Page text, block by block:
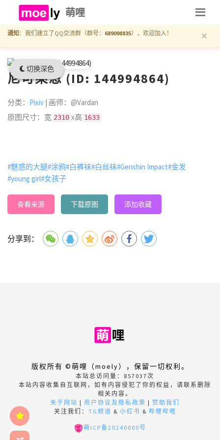
切换深色
萌哩
通知 ：我们建立了QQ交流群（群号： 689098835），欢迎加入！ ×
尼可萊恩 (ID: 144994864)
分类： Pixiv | 画师：@Vardan
原图尺寸：宽 2310 x高 1633
#魅惑的大腿#涂鸦#白裤袜#白丝袜#Genshin Impact#金发
#young girl#女孩子
查看来源 下载原图 添加收藏
分享到：
版权所有 ©萌哩（moely），保留一切权利。
本站总访问量： 857037次
本站内容收集自互联网，如有内容侵犯了你的权益，请联系删除
相关内容。
关于网站 | 用户协议及隐私政策 | 赞助我们
关注我们： TG频道 & 小红书 & 哔哩哔哩
萌ICP备20240000号